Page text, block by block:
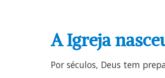
A Igreja
Por séculos, Deus tem